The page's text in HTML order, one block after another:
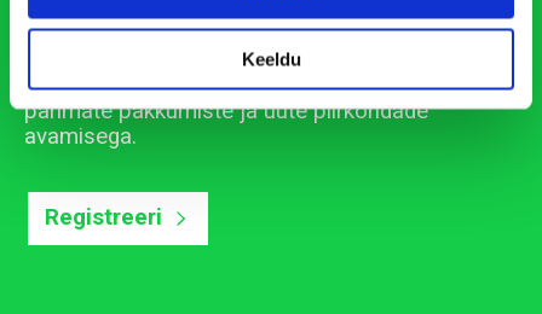
Keeldu
Roadly PRO kasutaja
Jälgi oma tellimusi ning ole kursis Roadly
parimate pakkumiste ja uute piirkondade
avamisega.
Registreeri